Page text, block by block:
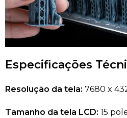
Especificações
Resolução da tela: 7680 x
Tamanho da tela LCD: 15